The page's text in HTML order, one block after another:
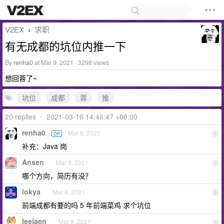
V2EX › 求职
有无成都的坑位内推一下
By renha0at Mar 9, 2021 · 3298 views
想回蓉了~
坑位
成都 蓉
推
20 replies • 2021-03-16 14:46:47 +08:00
1
renha0 OP Mar 9, 2021
补充：Java 岗
2
Ansen Mar 9, 2021
哪个方向，简历有没？
3
lokya Mar 9, 2021
前端成都有要的吗 5 年前端菜鸡 求个坑位
4
leejaen Mar 9, 2021